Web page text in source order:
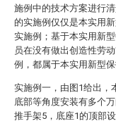
施例中的技术方案进行
的实施例仅仅是本实用
实施例；基于本实用新
员在没有做出创造性劳
例，都属于本实用新型保
实施例一，由图1给出，
底部等角度安装有多个
推手架5，底座1的顶部